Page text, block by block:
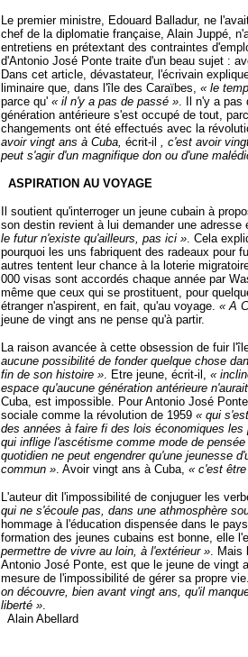
Le premier ministre, Edouard Balladur, ne
chef de la diplomatie française, Alain Juppé,
entretiens en prétextant des contraintes
d'Antonio José Ponte traite d'un beau sujet :
Dans cet article, dévastateur, l'écrivain
liminaire que, dans l'île des Caraïbes, « le
parce qu' « il n'y a pas de passé ». Il n'y a pas
génération antérieure s'est occupé de tout,
changements ont été effectués avec la
avoir vingt ans à Cuba, écrit-il , c'est avoir
peut s'agir d'un magnifique don ou d'une
ASPIRATION AU VOYAGE
Il soutient qu'interroger un jeune cubain à
son destin revient à lui demander une adresse
le futur n'existe qu'ailleurs, pas ici ». Cela
pourquoi les uns fabriquent des radeaux pour
autres tentent leur chance à la loterie
000 visas sont accordés chaque année par
même que ceux qui se prostituent, pour
étranger n'aspirent, en fait, qu'au voyage. « A
jeune de vingt ans ne pense qu'à partir.
La raison avancée à cette obsession de fuir
aucune possibilité de fonder quelque chose
fin de son histoire ». Etre jeune, écrit-il, «
espace qu'aucune génération antérieure
Cuba, est impossible. Pour Antonio José
sociale comme la révolution de 1959 « qui
des années à faire fi des lois économiques les
qui inflige l'ascétisme comme mode de
quotidien ne peut engendrer qu'une jeunesse
commun ». Avoir vingt ans à Cuba, « c'est
L'auteur dit l'impossibilité de conjuguer les
qui ne s'écoule pas, dans une athmosphère
hommage à l'éducation dispensée dans le
formation des jeunes cubains est bonne, elle
permettre de vivre au loin, à l'extérieur ». Mais
Antonio José Ponte, est que le jeune de vingt
mesure de l'impossibilité de gérer sa propre
on découvre, bien avant vingt ans, qu'il
liberté ».
Alain Abellard